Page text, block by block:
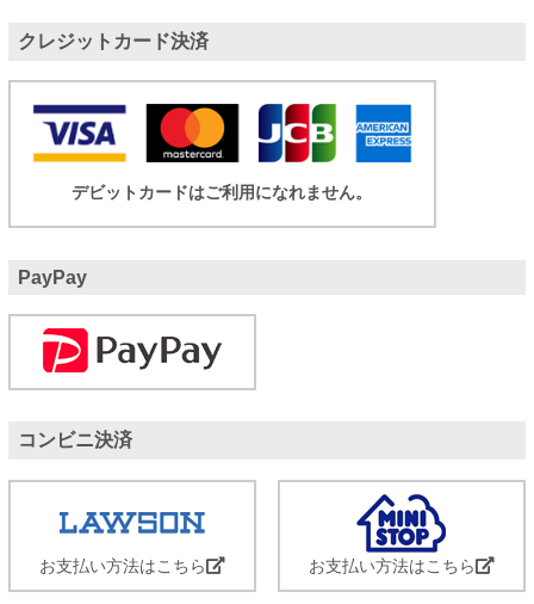
クレジットカード決済
デビットカードはご利用になれません。
PayPay
コンビニ決済
お支払い方法はこちら お支払い方法はこちら